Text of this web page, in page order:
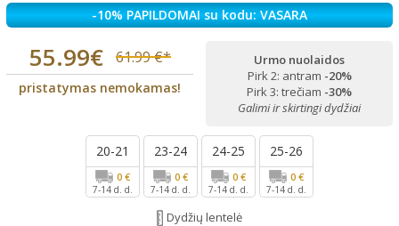
-10% PAPILDOMAI su kodu: VASARA
55.99€ 61.99 €*
pristatymas nemokamas!
Urmo nuolaidos
Pirk 2: antram -20%
Pirk 3: trečiam -30%
Galimi ir skirtingi dydžiai
20-21
0 €
7-14 d. d.
23-24
0 €
7-14 d. d.
24-25
0 €
7-14 d. d.
25-26
0 €
7-14 d. d.
Dydžių lentelė